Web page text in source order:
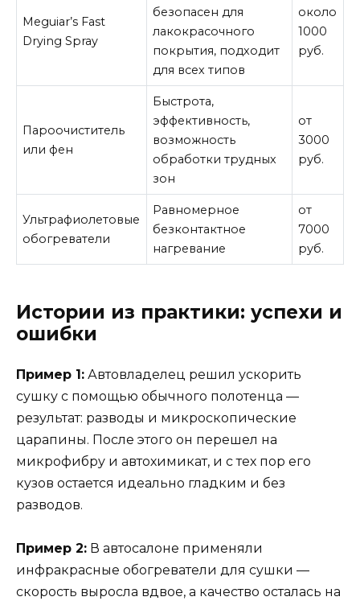
Meguiar’s Fast
Drying Spray
безопасен для
лакокрасочного
покрытия, подходит
для всех типов
около
1000
руб.
Пароочиститель
или фен
Быстрота,
эффективность,
возможность
обработки трудных
зон
от
3000
руб.
Ультрафиолетовые
обогреватели
Равномерное
безконтактное
нагревание
от
7000
руб.
Истории из практики: успехи и
ошибки
Пример 1: Автовладелец решил ускорить
сушку с помощью обычного полотенца —
результат: разводы и микроскопические
царапины. После этого он перешел на
микрофибру и автохимикат, и с тех пор его
кузов остается идеально гладким и без
разводов.
Пример 2: В автосалоне применяли
инфракрасные обогреватели для сушки —
скорость выросла вдвое, а качество осталась на